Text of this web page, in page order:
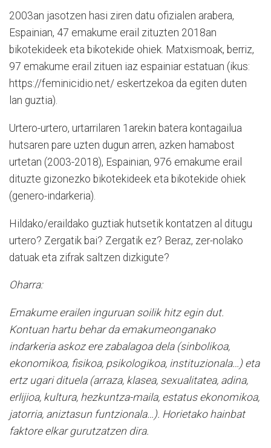
2003an jasotzen hasi ziren datu ofizialen arabera,
Espainian, 47 emakume erail zituzten 2018an
bikotekideek eta bikotekide ohiek. Matxismoak, berriz,
97 emakume erail zituen iaz espainiar estatuan (ikus:
https://feminicidio.net/ eskertzekoa da egiten duten
lan guztia).
Urtero-urtero, urtarrilaren 1arekin batera kontagailua
hutsaren pare uzten dugun arren, azken hamabost
urtetan (2003-2018), Espainian, 976 emakume erail
dituzte gizonezko bikotekideek eta bikotekide ohiek
(genero-indarkeria).
Hildako/eraildako guztiak hutsetik kontatzen al ditugu
urtero? Zergatik bai? Zergatik ez? Beraz, zer-nolako
datuak eta zifrak saltzen dizkigute?
Oharra:
Emakume erailen inguruan soilik hitz egin dut.
Kontuan hartu behar da emakumeonganako
indarkeria askoz ere zabalagoa dela (sinbolikoa,
ekonomikoa, fisikoa, psikologikoa, instituzionala…) eta
ertz ugari dituela (arraza, klasea, sexualitatea, adina,
erlijioa, kultura, hezkuntza-maila, estatus ekonomikoa,
jatorria, aniztasun funtzionala…). Horietako hainbat
faktore elkar gurutzatzen dira.